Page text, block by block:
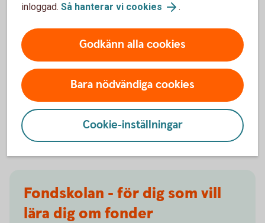
Följ börsens utveckling
Följ utvecklingen på börsen i detalj på
Swedbank.se/aktiellt
Aktiellt
Fondskolan - för dig som vill
lära dig om fonder
inloggad. Så hanterar vi cookies .
Godkänn alla cookies
Bara nödvändiga cookies
Cookie-inställningar